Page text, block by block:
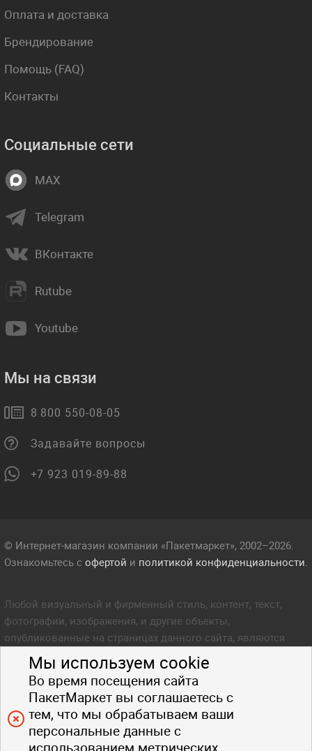
Мы используем cookie
Во время посещения сайта
ПакетМаркет вы соглашаетесь с
тем, что мы обрабатываем ваши
персональные данные с
Оплата и доставка
Брендирование
Помощь (FAQ)
Контакты
Социальные сети
MAX
Telegram
ВКонтакте
Rutube
Youtube
Мы на связи
8 800 550-08-05
Задавайте вопросы
+7 923 019-89-88
© Интернет-магазин компании «Пакетмаркет», 2002–2026.
Ознакомьтесь с офертой и политикой конфиденциальности.
Любой визуальный и фирменный стиль, контент, текст,
фотографии, изображения, и другие объекты,
опубликованные на страницах данного сайта, являются
объектом прав интеллектуальной собственности компании
Пакетмаркет. Любое копирование стиля, контента, текста,
фотографий, изображений и других объектов данного сайта
запрещено.